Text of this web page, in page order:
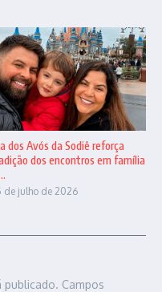
dos Avós da Sodiê reforça
dos encontros em família
de julho de 2026
publicado. Campos